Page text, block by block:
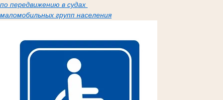
по передвижению в судах
маломобильных групп населения